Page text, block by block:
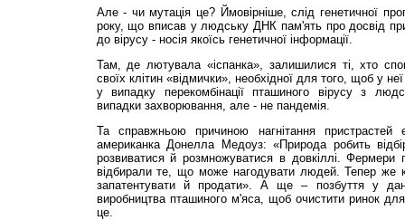
Але - чи мутація це? Ймовірніше, слід генетичної
року, що вписав у людську ДНК пам'ять про досвід
до вірусу - носія якоїсь генетичної інформації.
Там, де лютувала «іспанка», залишилися ті, хто
своїх клітин «відмички», необхідної для того, щоб у
у випадку перекомбінації пташиного вірусу з
випадки захворювання, але - не пандемія.
Та справжньою причиною нагнітання
американка Донелла Медоуз: «Природа робить
розвиватися й розмножуватися в довкіллі. Фермери
відбирали те, що може нагодувати людей. Тепер же
запатентувати й продати». А ще – позбуття у
виробництва пташиного м'яса, щоб очистити ринок
це.